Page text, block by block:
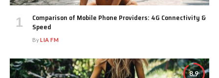
Comparison of Mobile Phone Providers: 4G Connectivity &
Speed
ByLIA FM
8.9